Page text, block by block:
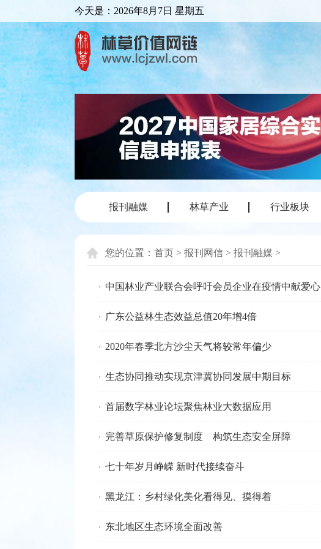
今天是： 2026年8月7日 星期五
报刊融媒 林草产业 行业板块
您的位置： 首页 > 报刊网信 > 报刊融媒 >
中国林业产业联合会呼吁会员企业在疫情中献爱心
广东公益林生态效益总值20年增4倍
2020年春季北方沙尘天气将较常年偏少
生态协同推动实现京津冀协同发展中期目标
首届数字林业论坛聚焦林业大数据应用
完善草原保护修复制度 构筑生态安全屏障
七十年岁月峥嵘 新时代接续奋斗
黑龙江：乡村绿化美化看得见、摸得着
东北地区生态环境全面改善